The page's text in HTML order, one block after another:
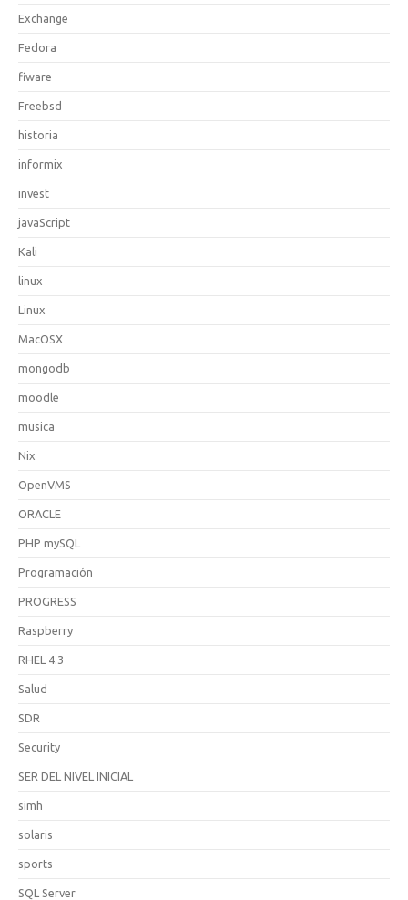
Exchange
Fedora
fiware
Freebsd
historia
informix
invest
javaScript
Kali
linux
Linux
MacOSX
mongodb
moodle
musica
Nix
OpenVMS
ORACLE
PHP mySQL
Programación
PROGRESS
Raspberry
RHEL 4.3
Salud
SDR
Security
SER DEL NIVEL INICIAL
simh
solaris
sports
SQL Server